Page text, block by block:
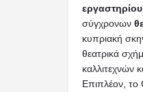
εργαστηρίου
σύγχρονων
κυπριακή
θεατρικά
καλλιτεχνών
Επιπλέον, το